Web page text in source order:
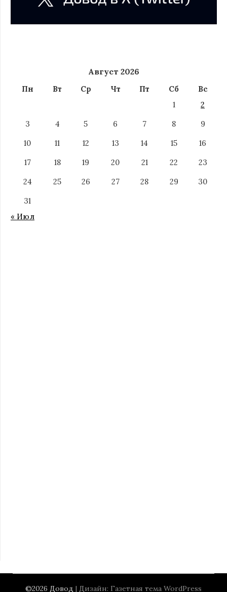
Август 2026
Пн Вт Ср Чт Пт Сб
Вс
1
2
3
4 5 6 7 8
9
10
11 12 13 14 15
16
17
18 19 20 21 22
23
24
25 26 27 28 29
30
31
« Июл
©2026 Довод | Дизайн: Газетная тема WordPress